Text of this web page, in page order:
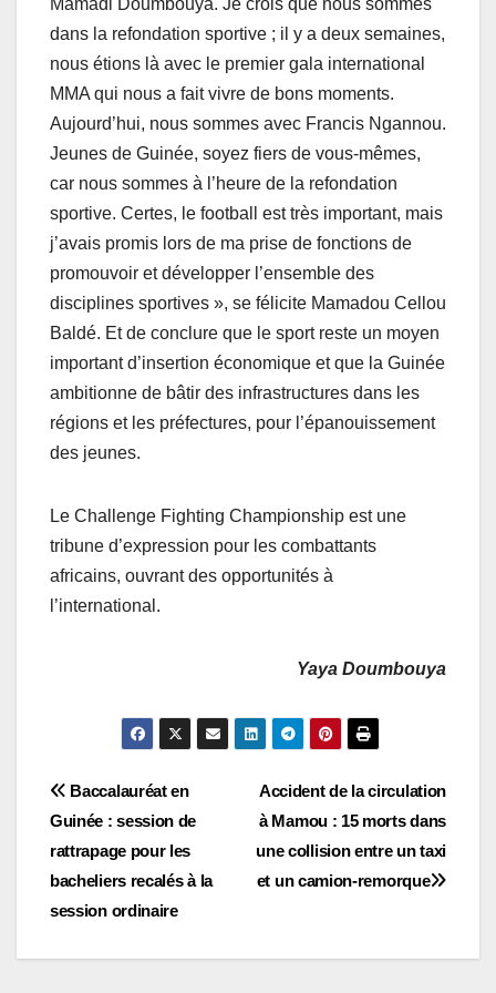
dans la refondation sportive ; il y a deux semaines,
nous étions là avec le premier gala international
MMA qui nous a fait vivre de bons moments.
Aujourd’hui, nous sommes avec Francis Ngannou.
Jeunes de Guinée, soyez fiers de vous-mêmes,
car nous sommes à l’heure de la refondation
sportive. Certes, le football est très important, mais
j’avais promis lors de ma prise de fonctions de
promouvoir et développer l’ensemble des
disciplines sportives », se félicite Mamadou Cellou
Baldé. Et de conclure que le sport reste un moyen
important d’insertion économique et que la Guinée
ambitionne de bâtir des infrastructures dans les
régions et les préfectures, pour l’épanouissement
des jeunes.
Le Challenge Fighting Championship est une
tribune d’expression pour les combattants
africains, ouvrant des opportunités à
l’international.
Yaya Doumbouya
Navigation
de
l’article
Accident de la circulation
à Mamou : 15 morts dans
une collision entre un taxi
et un camion-remorque
Baccalauréat en
Guinée : session de
rattrapage pour les
bacheliers recalés à la
session ordinaire